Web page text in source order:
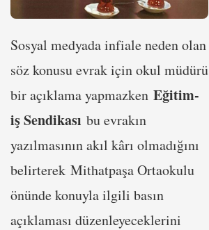
Sosyal medyada infiale neden olan
söz konusu evrak için okul müdürü
bir açıklama yapmazken Eğitim-
iş Sendikası bu evrakın
yazılmasının akıl kârı olmadığını
belirterek Mithatpaşa Ortaokulu
önünde konuyla ilgili basın
açıklaması düzenleyeceklerini